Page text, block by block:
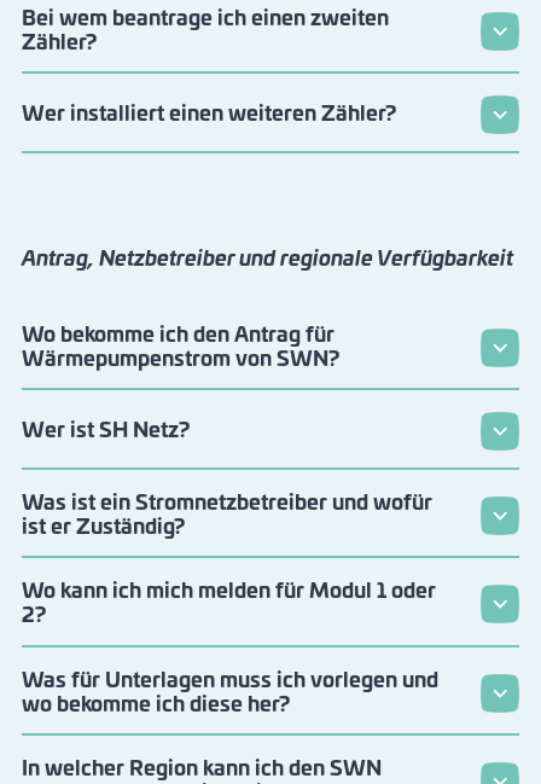
Bei wem beantrage ich einen zweiten
Zähler?
Wer installiert einen weiteren Zähler?
Antrag, Netzbetreiber und regionale Verfügbarkeit
Wo bekomme ich den Antrag für
Wärmepumpenstrom von SWN?
Wer ist SH Netz?
Was ist ein Stromnetzbetreiber und wofür
ist er Zuständig?
Wo kann ich mich melden für Modul 1 oder
2?
Was für Unterlagen muss ich vorlegen und
wo bekomme ich diese her?
In welcher Region kann ich den SWN